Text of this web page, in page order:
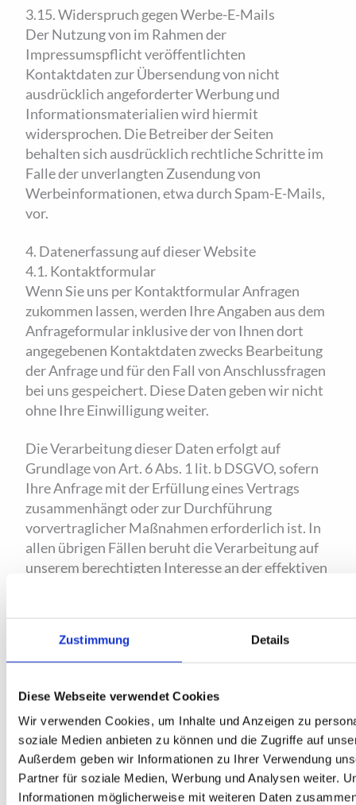
Zustimmung Details
Diese Webseite verwendet Cookies
Wir verwenden Cookies, um Inhalte und Anzeigen zu
soziale Medien anbieten zu können und die Zugriffe auf
Außerdem geben wir Informationen zu Ihrer Verwendung
Partner für soziale Medien, Werbung und Analysen weiter.
Informationen möglicherweise mit weiteren Daten
3.15. Widerspruch gegen Werbe-E-Mails
Der Nutzung von im Rahmen der
Impressumspflicht veröffentlichten
Kontaktdaten zur Übersendung von nicht
ausdrücklich angeforderter Werbung und
Informationsmaterialien wird hiermit
widersprochen. Die Betreiber der Seiten
behalten sich ausdrücklich rechtliche Schritte im
Falle der unverlangten Zusendung von
Werbeinformationen, etwa durch Spam-E-Mails,
vor.
4. Datenerfassung auf dieser Website
4.1. Kontaktformular
Wenn Sie uns per Kontaktformular Anfragen
zukommen lassen, werden Ihre Angaben aus dem
Anfrageformular inklusive der von Ihnen dort
angegebenen Kontaktdaten zwecks Bearbeitung
der Anfrage und für den Fall von Anschlussfragen
bei uns gespeichert. Diese Daten geben wir nicht
ohne Ihre Einwilligung weiter.
Die Verarbeitung dieser Daten erfolgt auf
Grundlage von Art. 6 Abs. 1 lit. b DSGVO, sofern
Ihre Anfrage mit der Erfüllung eines Vertrags
zusammenhängt oder zur Durchführung
vorvertraglicher Maßnahmen erforderlich ist. In
allen übrigen Fällen beruht die Verarbeitung auf
unserem berechtigten Interesse an der effektiven
diese abgefragt wurde; die Einwilligung ist
jederzeit widerrufbar.
Die von Ihnen im Kontaktformular eingegebenen
Daten verbleiben bei uns, bis Sie uns zur
Löschung auffordern, Ihre Einwilligung zur
Speicherung widerrufen oder der Zweck für die
Datenspeicherung entfällt (z. B. nach